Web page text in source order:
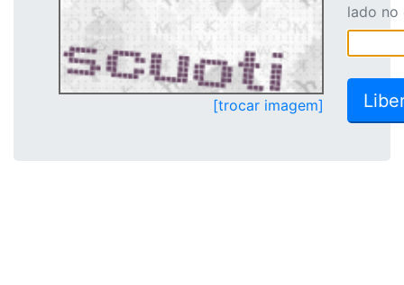
[trocar imagem]
lado no